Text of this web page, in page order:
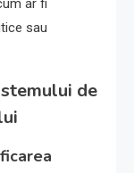
ar fi
sau
de